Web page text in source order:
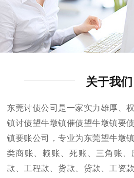
关于我们
东莞讨债公司是一家实力雄厚、
镇讨债望牛墩镇催债望牛墩镇要
镇要账公司，专业为东莞望牛墩
类商账、赖账、死账、三角账
款、工程款、货款、贷款、工资